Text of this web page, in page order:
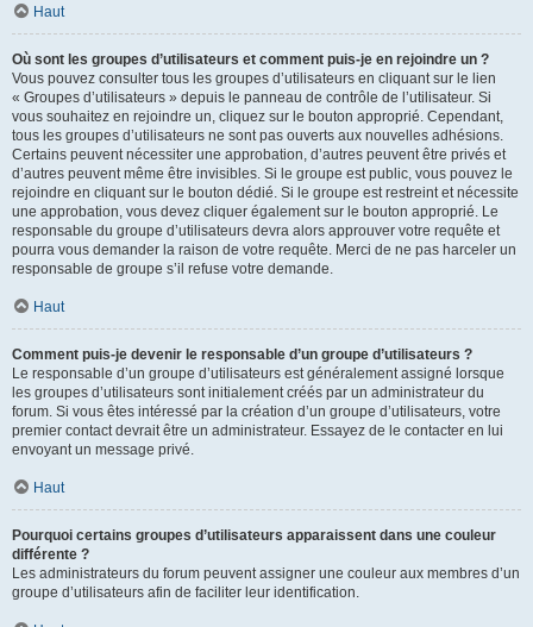
Haut
Où sont les groupes d’utilisateurs et comment puis-je en rejoindre un ?
Vous pouvez consulter tous les groupes d’utilisateurs en cliquant sur le lien
« Groupes d’utilisateurs » depuis le panneau de contrôle de l’utilisateur. Si
vous souhaitez en rejoindre un, cliquez sur le bouton approprié. Cependant,
tous les groupes d’utilisateurs ne sont pas ouverts aux nouvelles adhésions.
Certains peuvent nécessiter une approbation, d’autres peuvent être privés et
d’autres peuvent même être invisibles. Si le groupe est public, vous pouvez le
rejoindre en cliquant sur le bouton dédié. Si le groupe est restreint et nécessite
une approbation, vous devez cliquer également sur le bouton approprié. Le
responsable du groupe d’utilisateurs devra alors approuver votre requête et
pourra vous demander la raison de votre requête. Merci de ne pas harceler un
responsable de groupe s’il refuse votre demande.
Haut
Comment puis-je devenir le responsable d’un groupe d’utilisateurs ?
Le responsable d’un groupe d’utilisateurs est généralement assigné lorsque
les groupes d’utilisateurs sont initialement créés par un administrateur du
forum. Si vous êtes intéressé par la création d’un groupe d’utilisateurs, votre
premier contact devrait être un administrateur. Essayez de le contacter en lui
envoyant un message privé.
Haut
Pourquoi certains groupes d’utilisateurs apparaissent dans une couleur
différente ?
Les administrateurs du forum peuvent assigner une couleur aux membres d’un
groupe d’utilisateurs afin de faciliter leur identification.